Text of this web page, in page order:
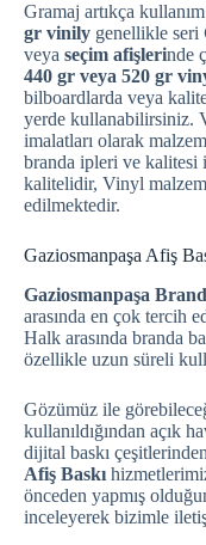
Gramaj artıkça
gr vinily genellikle seri
veya seçim afişlerinde
440 gr veya 520 gr
bilboardlarda veya
yerde kullanabilirsiniz.
imalatları olarak
branda ipleri ve kalitesi
kalitelidir, Vinyl
edilmektedir.
Gaziosmanpaşa Afiş
Gaziosmanpaşa
arasında en çok tercih
Halk arasında branda
özellikle uzun süreli
Gözümüz ile
kullanıldığından açık
dijital baskı
Afiş Baskı
önceden yapmış
inceleyerek bizimle